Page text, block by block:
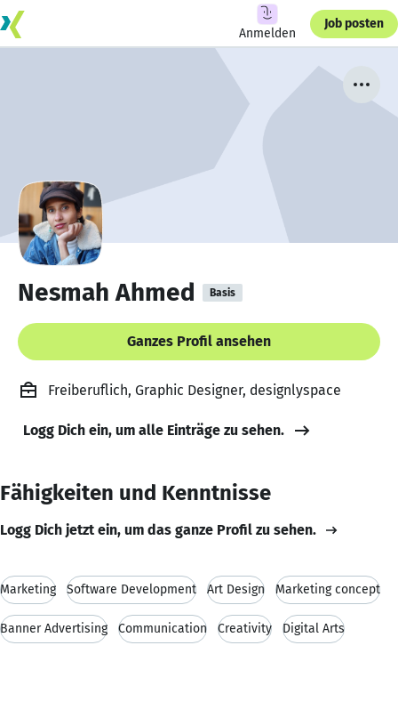
Anmelden
Job posten
Nesmah Ahmed Basis
Ganzes Profil ansehen
Freiberuflich, Graphic Designer, designlyspace
Logg Dich ein, um alle Einträge zu sehen.
Fähigkeiten und Kenntnisse
Logg Dich jetzt ein, um das ganze Profil zu sehen.
Marketing Software Development Art Design Marketing concept
Banner Advertising Communication Creativity Digital Arts